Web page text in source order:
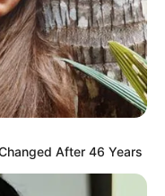
After 46 Years